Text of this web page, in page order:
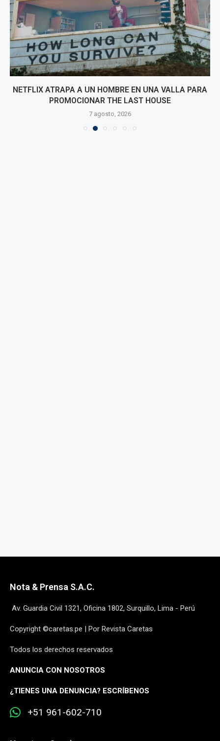
NETFLIX ATRAPA A UN HOMBRE EN UNA VALLA PARA
PROMOCIONAR THE LAST HOUSE
7 agosto, 2026
Nota & Prensa S.A.C.
Av. Guardia Civil 1321, Oficina 1802, Surquillo, Lima - Perú
Copyright ©caretas.pe | Por Revista Caretas
Todos los derechos reservados
ANUNCIA CON NOSOTROS
¿TIENES UNA DENUNCIA? ESCRÍBENOS
+51 961-602-710